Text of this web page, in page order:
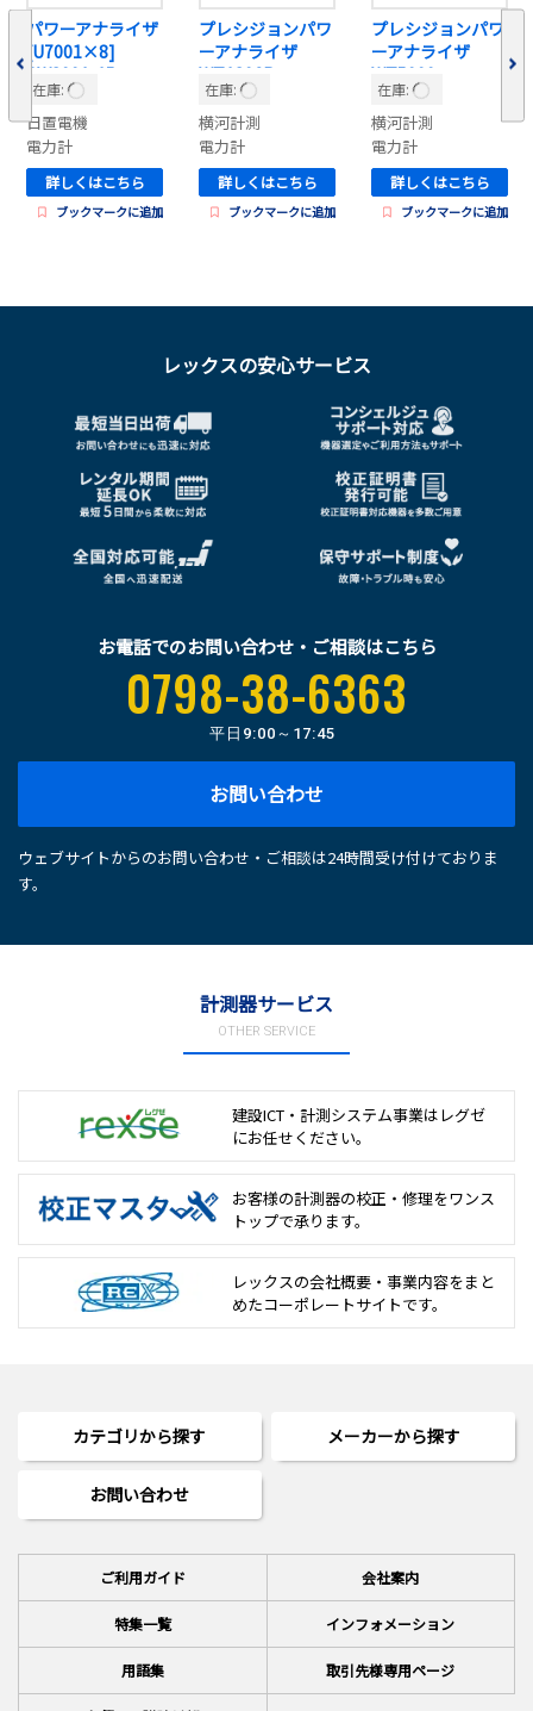
パワーアナライザ
[U7001×8]
PW8001-15
在庫:
日置電機
電力計
詳しくはこちら
ブックマークに追加
プレシジョンパワ
ーアナライザ
WT1806R
在庫:
横河計測
電力計
詳しくはこちら
ブックマークに追加
プレシジョンパワ
ーアナライザ
WT5000
在庫:
横河計測
電力計
詳しくはこちら
ブックマークに追加
レックスの安心サービス
お電話でのお問い合わせ・ご相談はこちら
0798-38-6363
平日 9:00～17:45
お問い合わせ
ウェブサイトからのお問い合わせ・ご相談は24時間受け付けておりま
す。
計測器サービス
OTHER SERVICE
建設ICT・計測システム事業は レグゼ
にお任せください。
お客様の計測器の校正・修理をワンス
トップで承ります。
レックスの会社概要・事業内容をまと
めたコーポレートサイトです。
カテゴリから探す メーカーから探す
お問い合わせ
ご利用ガイド 会社案内
特集一覧 インフォメーション
用語集 取引先様専用ページ